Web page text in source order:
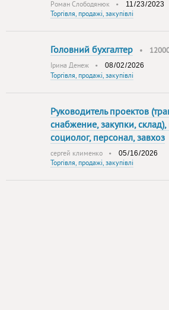
Роман Слободянюк •
Торгівля, продажі, закупівлі
Головний бухгалтер •
Ірина Денеж •
Торгівля, продажі, закупівлі
Руководитель проектов
снабжение, закупки, склад),
социолог, персонал, завхоз
сергей клименко •
Торгівля, продажі, закупівлі